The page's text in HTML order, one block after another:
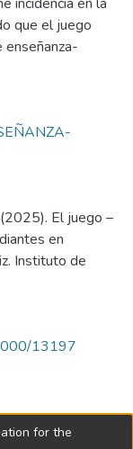
que el juego
El juego –
en
Instituto de
13197
for the